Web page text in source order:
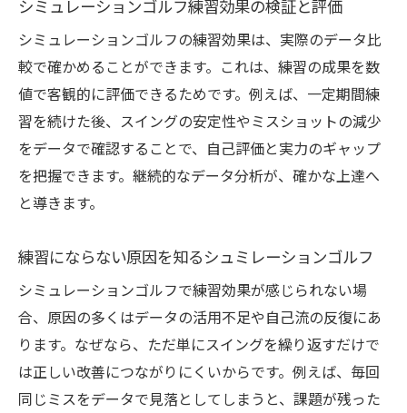
動作解説
上達を加速するシミュレーションゴルフの
コツ
シミュレーションゴルフ初心者が失敗しや
すい点
データ解析を活用した効果的な上達法
シュミレーションゴルフで基礎力を身につ
ける方法
初心者向け練習メニューと実践ポイント
するコツ
飛距離を正確に測るシュミレーションゴル
フのテクニック
シミュレーションゴルフの飛距離誤差とそ
シミュレーションゴルフ練習効果の検証と評価
シミュレーションゴルフの練習効果は、実際のデータ比
較で確かめることができます。これは、練習の成果を数
値で客観的に評価できるためです。例えば、一定期間練
習を続けた後、スイングの安定性やミスショットの減少
をデータで確認することで、自己評価と実力のギャップ
を把握できます。継続的なデータ分析が、確かな上達へ
と導きます。
練習にならない原因を知るシュミレーションゴルフ
シミュレーションゴルフで練習効果が感じられない場
合、原因の多くはデータの活用不足や自己流の反復にあ
ります。なぜなら、ただ単にスイングを繰り返すだけで
は正しい改善につながりにくいからです。例えば、毎回
同じミスをデータで見落としてしまうと、課題が残った